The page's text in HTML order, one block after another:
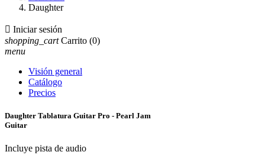
Daughter
 Iniciar sesión
shopping_cart Carrito (0)
menu
Visión general
Catálogo
Precios
Daughter Tablatura Guitar Pro - Pearl Jam
Guitar
Incluye pista de audio